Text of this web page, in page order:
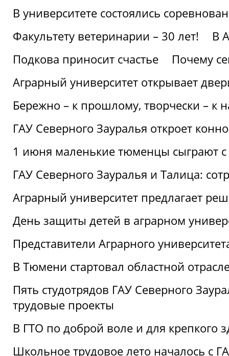
В университете состоялись
Факультету ветеринарии – 30 лет!
В
Подкова приносит счастье
Почему
Аграрный университет открывает
Бережно – к прошлому, творчески – к
ГАУ Северного Зауралья откроет
1 июня маленькие тюменцы сыграют с
ГАУ Северного Зауралья и Талица:
Аграрный университет предлагает
День защиты детей в аграрном
Представители Аграрного
В Тюмени стартовал областной
Пять студотрядов ГАУ Северного
трудовые проекты
В ГТО по доброй воле и для крепкого
Школьное трудовое лето началось с